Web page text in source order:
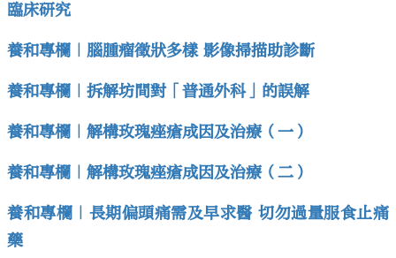
臨床研究
養和專欄｜腦腫瘤徵狀多樣 影像掃描助診斷
養和專欄｜拆解坊間對「普通外科」的誤解
養和專欄｜解構玫瑰痤瘡成因及治療（一）
養和專欄｜解構玫瑰痤瘡成因及治療（二）
養和專欄｜長期偏頭痛需及早求醫 切勿過量服食止痛
藥